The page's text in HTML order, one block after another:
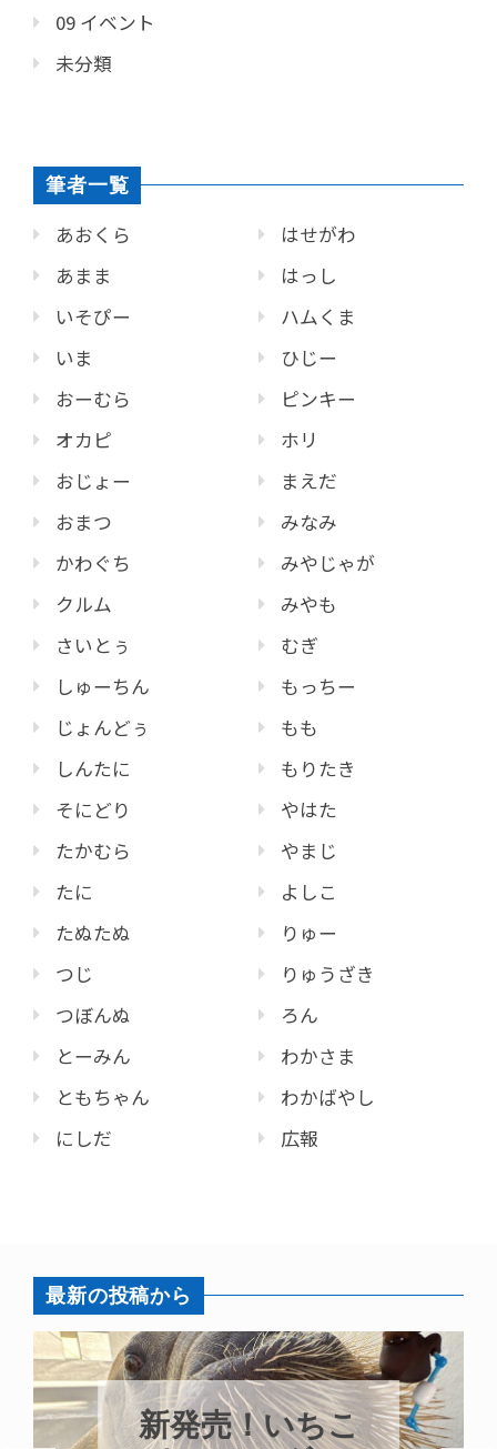
09 イベント
未分類
筆者一覧
あおくら
あまま
いそぴー
いま
おーむら
オカピ
おじょー
おまつ
かわぐち
クルム
さいとぅ
しゅーちん
じょんどぅ
しんたに
そにどり
たかむら
たに
たぬたぬ
つじ
つぼんぬ
とーみん
ともちゃん
にしだ
はせがわ
はっし
ハムくま
ひじー
ピンキー
ホリ
まえだ
みなみ
みやじゃが
みやも
むぎ
もっちー
もも
もりたき
やはた
やまじ
よしこ
りゅー
りゅうざき
ろん
わかさま
わかばやし
広報
最新の投稿から
新発売！いちこ